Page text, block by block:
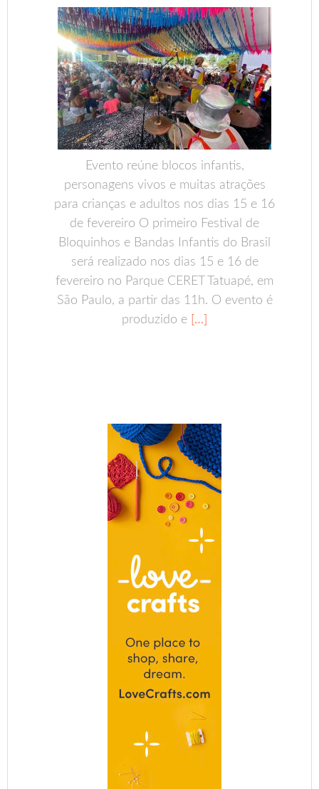
Evento reúne blocos infantis,
personagens vivos e muitas atrações
para crianças e adultos nos dias 15 e 16
de fevereiro O primeiro Festival de
Bloquinhos e Bandas Infantis do Brasil
será realizado nos dias 15 e 16 de
fevereiro no Parque CERET Tatuapé, em
São Paulo, a partir das 11h. O evento é
produzido e […]